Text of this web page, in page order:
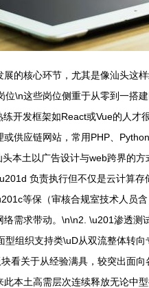
的核心环节，尤其是像汕头这
\n这些岗位侧重于从零到一搭
开发框架如React或Vue的人
供应链网站，常用PHP、
本土以广告设计与web跨界的
负责执行但不仅是云计算
等保（审核合规室技术人员
需求带动。\n\n2. \u201渗透
组织支持类\uD从双流整体转
看关于从经验满具，较突出面
本土高需层次连续释放无论